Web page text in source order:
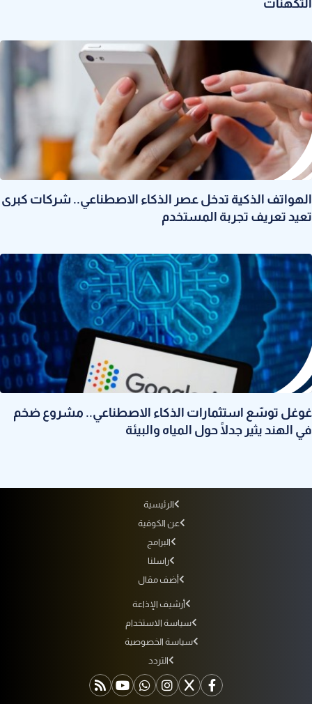
التكهنات
الهواتف الذكية تدخل عصر الذكاء الاصطناعي.. شركات كبرى
تعيد تعريف تجربة المستخدم
غوغل توسّع استثمارات الذكاء الاصطناعي.. مشروع ضخم
في الهند يثير جدلًا حول المياه والبيئة
الرئيسية
عن الكوفية
البرامج
راسلنا
أضف مقال
أرشيف الإذاعة
سياسة الاستخدام
سياسة الخصوصية
التردد